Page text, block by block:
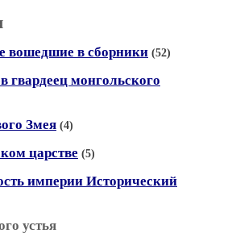
вошедшие в сборники (52)
гвардеец монгольского
Змея (4)
царстве (5)
империи Исторический
устья